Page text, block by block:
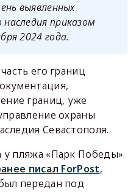
выявленных
приказом
2024 года.
его границ
границ, уже
охраны
Севастополя.
у пляжа «Парк Победы»
писал ForPost,
передан под